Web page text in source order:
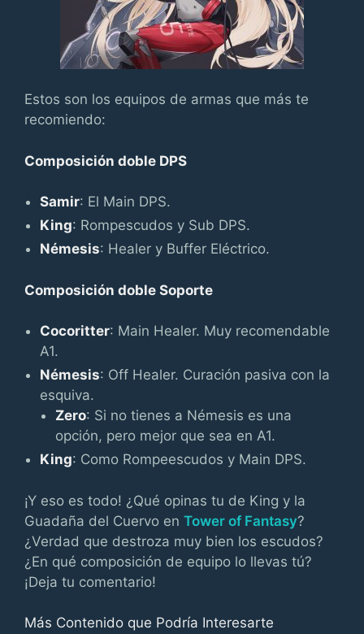
Estos son los equipos de armas que más te
recomiendo:
Composición doble DPS
Samir: El Main DPS.
King: Rompescudos y Sub DPS.
Némesis: Healer y Buffer Eléctrico.
Composición doble Soporte
Cocoritter: Main Healer. Muy recomendable
A1.
Némesis: Off Healer. Curación pasiva con la
esquiva.
Zero: Si no tienes a Némesis es una
opción, pero mejor que sea en A1.
King: Como Rompeescudos y Main DPS.
¡Y eso es todo! ¿Qué opinas tu de King y la
Guadaña del Cuervo en Tower of Fantasy?
¿Verdad que destroza muy bien los escudos?
¿En qué composición de equipo lo llevas tú?
¡Deja tu comentario!
Más Contenido que Podría Interesarte